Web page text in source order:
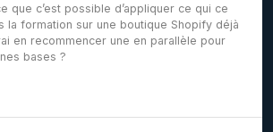
que c’est possible d’appliquer ce qui ce
la formation sur une boutique Shopify déjà
en recommencer une en parallèle pour
bases ?